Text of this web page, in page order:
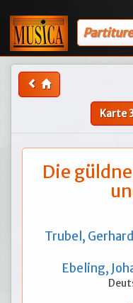
Karte
Die
Trubel, Gerhard
Ebeling,